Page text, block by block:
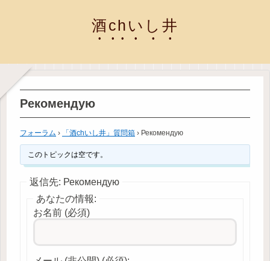
酒chいし井
Рекомендую
フォーラム › 「酒chいし井」質問箱 › Рекомендую
このトピックは空です。
返信先: Рекомендую
あなたの情報:
お名前 (必須)